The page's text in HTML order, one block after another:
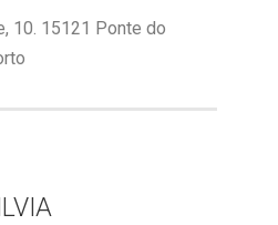
10. 15121 Ponte do